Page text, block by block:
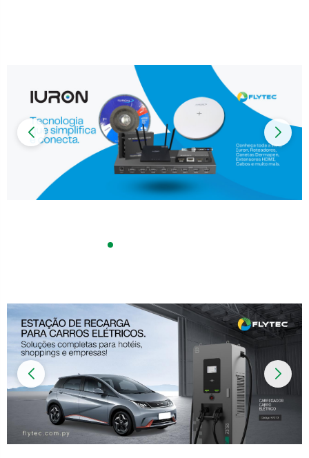
Onu-Gpon-Gpon
Ont-Xpon
Huawei
Switch
Ubiquiti
Vga